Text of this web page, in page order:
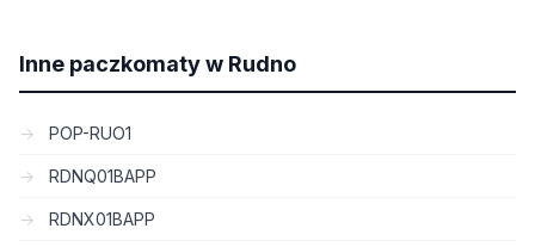
Inne paczkomaty w Rudno
POP-RUO1
RDNQ01BAPP
RDNX01BAPP